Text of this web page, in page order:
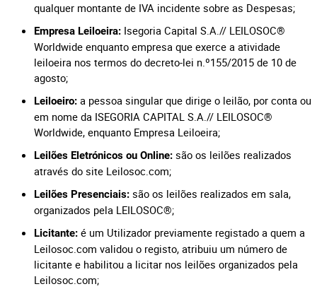
qualquer montante de IVA incidente sobre as Despesas;
Empresa Leiloeira: Isegoria Capital S.A.// LEILOSOC®
Worldwide enquanto empresa que exerce a atividade
leiloeira nos termos do decreto-lei n.º155/2015 de 10 de
agosto;
Leiloeiro: a pessoa singular que dirige o leilão, por conta ou
em nome da ISEGORIA CAPITAL S.A.// LEILOSOC®
Worldwide, enquanto Empresa Leiloeira;
Leilões Eletrónicos ou Online: são os leilões realizados
através do site Leilosoc.com;
Leilões Presenciais: são os leilões realizados em sala,
organizados pela LEILOSOC®;
Licitante: é um Utilizador previamente registado a quem a
Leilosoc.com validou o registo, atribuiu um número de
licitante e habilitou a licitar nos leilões organizados pela
Leilosoc.com;